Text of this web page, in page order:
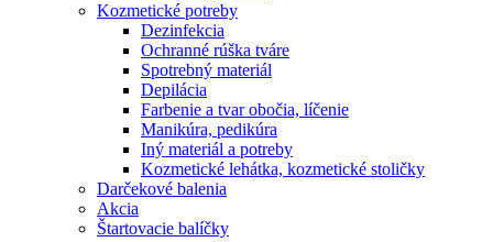
Kozmetické potreby
Dezinfekcia
Ochranné rúška tváre
Spotrebný materiál
Depilácia
Farbenie a tvar obočia, líčenie
Manikúra, pedikúra
Iný materiál a potreby
Kozmetické lehátka, kozmetické stoličky
Darčekové balenia
Akcia
Štartovacie balíčky